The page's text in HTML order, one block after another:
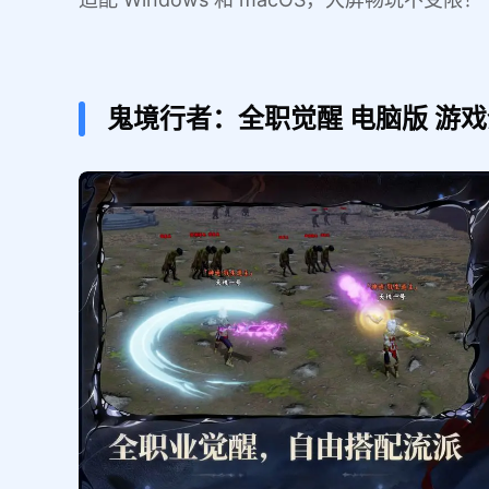
鬼境行者：全职觉醒 电脑版 游